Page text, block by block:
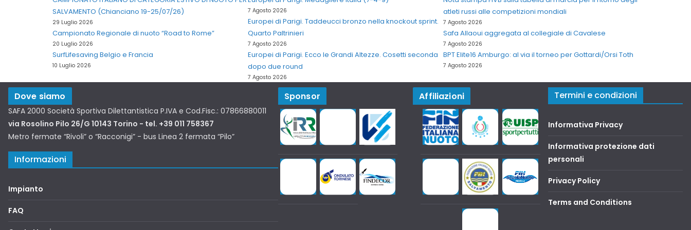
SALVAMENTO (Chianciano 19-25/07/26)
29 Luglio 2026
Campionato Regionale di nuoto “Road to Rome”
20 Luglio 2026
SurfLifesaving Belgio e Francia
10 Luglio 2026
7 Agosto 2026
Europei di Parigi. Taddeucci bronzo nella knockout sprint.
Quarto Paltrinieri
7 Agosto 2026
Europei di Parigi. Ecco le Grandi Altezze. Cosetti seconda
dopo due round
7 Agosto 2026
atleti russi alle competizioni mondiali
7 Agosto 2026
Safa Allaoui aggregata al collegiale di Cavalese
7 Agosto 2026
BPT Elite16 Amburgo: al via il torneo per Gottardi/Orsi Toth
7 Agosto 2026
Dove siamo
SAFA 2000 Società Sportiva Dilettantistica P.IVA e Cod.Fisc.: 07866880011
via Rosolino Pilo 26/G 10143 Torino - tel. +39 011 758367
Metro fermate “Rivoli” o “Racconigi” - bus Linea 2 fermata “Pilo”
Informazioni
Impianto
FAQ
Sponsor Affiliazioni Termini e condizioni
Informativa Privacy
Informativa protezione dati
personali
Privacy Policy
Terms and Conditions